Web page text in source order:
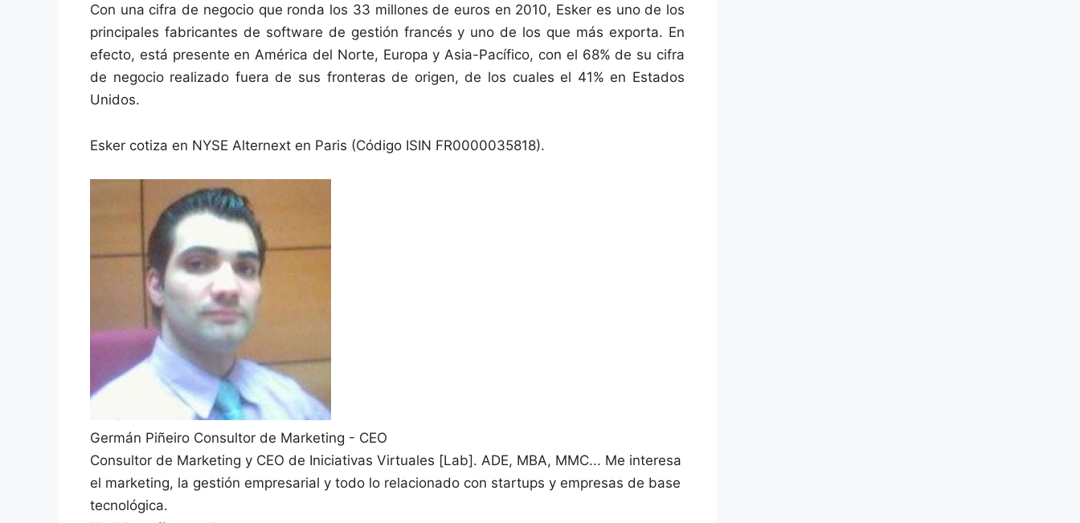
Con una cifra de negocio que ronda los 33 millones de euros en 2010, Esker es uno de los
principales fabricantes de software de gestión francés y uno de los que más exporta. En
efecto, está presente en América del Norte, Europa y Asia-Pacífico, con el 68% de su cifra
de negocio realizado fuera de sus fronteras de origen, de los cuales el 41% en Estados
Unidos.
Esker cotiza en NYSE Alternext en Paris (Código ISIN FR0000035818).
Germán Piñeiro Consultor de Marketing - CEO
Consultor de Marketing y CEO de Iniciativas Virtuales [Lab]. ADE, MBA, MMC... Me interesa
el marketing, la gestión empresarial y todo lo relacionado con startups y empresas de base
tecnológica.